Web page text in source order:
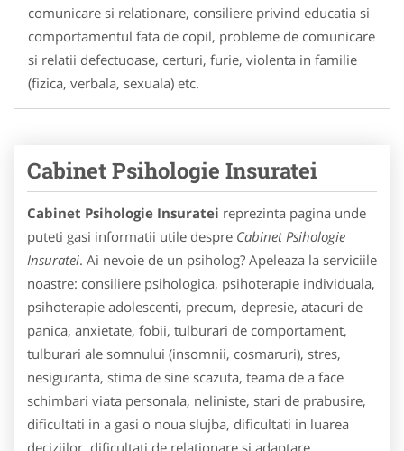
comunicare si relationare, consiliere privind educatia si
comportamentul fata de copil, probleme de comunicare
si relatii defectuoase, certuri, furie, violenta in familie
(fizica, verbala, sexuala) etc.
Cabinet Psihologie Insuratei
Cabinet Psihologie Insuratei reprezinta pagina unde
puteti gasi informatii utile despre Cabinet Psihologie
Insuratei. Ai nevoie de un psiholog? Apeleaza la serviciile
noastre: consiliere psihologica, psihoterapie individuala,
psihoterapie adolescenti, precum, depresie, atacuri de
panica, anxietate, fobii, tulburari de comportament,
tulburari ale somnului (insomnii, cosmaruri), stres,
nesiguranta, stima de sine scazuta, teama de a face
schimbari viata personala, neliniste, stari de prabusire,
dificultati in a gasi o noua slujba, dificultati in luarea
deciziilor, dificultati de relationare si adaptare,